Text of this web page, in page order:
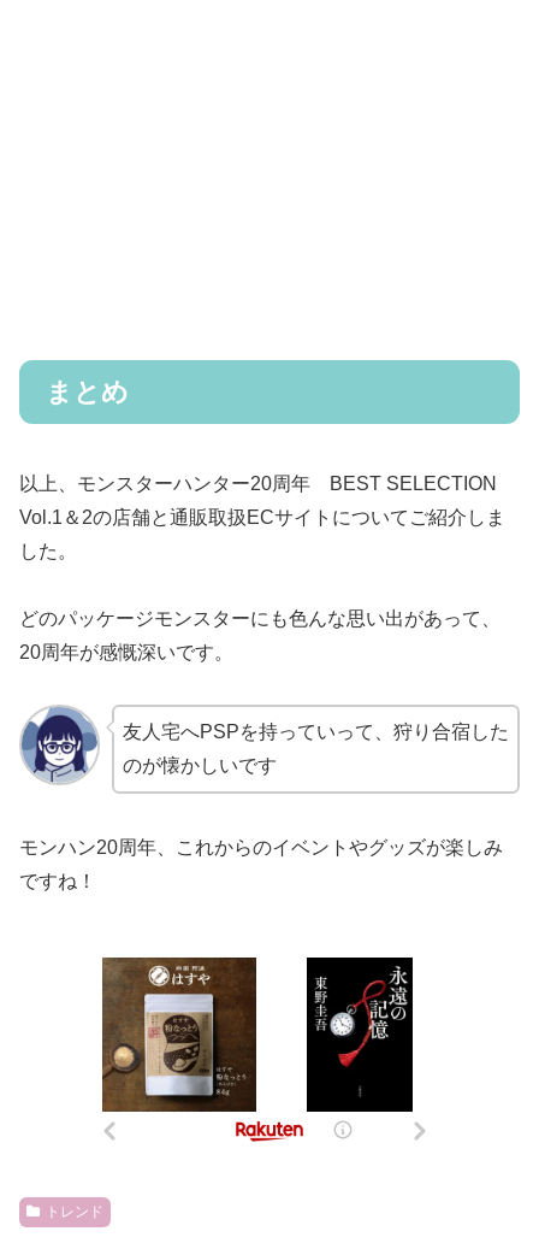
まとめ
以上、モンスターハンター20周年 BEST SELECTION
Vol.1＆2の店舗と通販取扱ECサイトについてご紹介しま
した。
どのパッケージモンスターにも色んな思い出があって、
20周年が感慨深いです。
友人宅へPSPを持っていって、狩り合宿した
のが懐かしいです
モンハン20周年、これからのイベントやグッズが楽しみ
ですね！
トレンド